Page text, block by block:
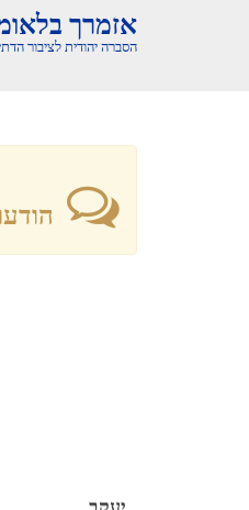
אזמרך
הסברה יהודית לציבור
יעקב